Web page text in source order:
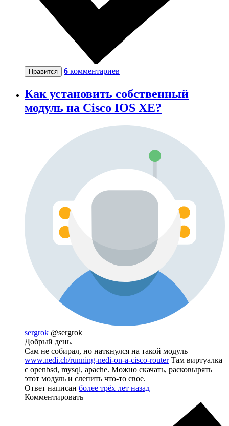
Нравится 6 комментариев
Как установить собственный
модуль на Cisco IOS XE?
sergrok @sergrok
Добрый день.
Сам не собирал, но наткнулся на такой модуль
www.nedi.ch/running-nedi-on-a-cisco-routerТам виртуалка
с openbsd, mysql, apache. Можно скачать, расковырять
этот модуль и слепить что-то свое.
Ответ написан более трёх лет назад
Комментировать